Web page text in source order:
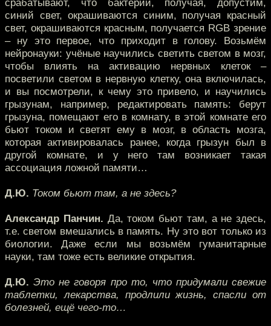
срабатывают, что бактерии, получая, допустим,
синий свет, окрашиваются синим, получая красный
свет, окрашиваются красным, получается RGB зрение
– ну это первое, что приходит в голову. Возьмём
нейронауки: учёные научились светить светом в мозг,
чтобы влиять на активацию нервных клеток –
посветили светом в нервную клетку, она включилась,
и вы посмотрели, к чему это привело, и научились
грызунам, например, редактировать память: берут
грызуна, помещают его в комнату, в этой комнате его
бьют током и светят ему в мозг, в область мозга,
которая активировалась ранее, когда грызун был в
другой комнате, и у него там возникает такая
ассоциация ложной памяти…
Д.Ю. Током бьют там, а не здесь?
Александр Панчин. Да, током бьют там, а не здесь,
т.е. светом вмешались в память. Ну это вот только из
биологии. Даже если мы возьмём гуманитарные
науки, там тоже есть великие открытия.
Д.Ю. Это не говоря про то, что придумали свежие
таблетки, лекарства, продлили жизнь, спасли от
болезней, ещё чего-то…